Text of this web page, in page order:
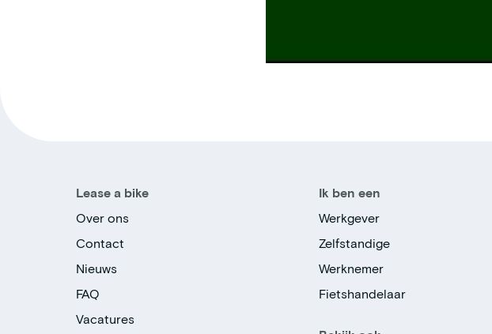
Lease a bike
Over ons
Contact
Nieuws
FAQ
Vacatures
Ik ben een
Werkgever
Zelfstandige
Werknemer
Fietshandelaar